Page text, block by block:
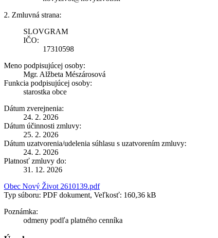
2. Zmluvná strana:
SLOVGRAM
IČO:
17310598
Meno podpisujúcej osoby:
Mgr. Alžbeta Mészárosová
Funkcia podpisujúcej osoby:
starostka obce
Dátum zverejnenia:
24. 2. 2026
Dátum účinnosti zmluvy:
25. 2. 2026
Dátum uzatvorenia/udelenia súhlasu s uzatvorením zmluvy:
24. 2. 2026
Platnosť zmluvy do:
31. 12. 2026
Obec Nový Život 2610139.pdf
Typ súboru: PDF dokument, Veľkosť: 160,36 kB
Poznámka:
odmeny podľa platného cenníka